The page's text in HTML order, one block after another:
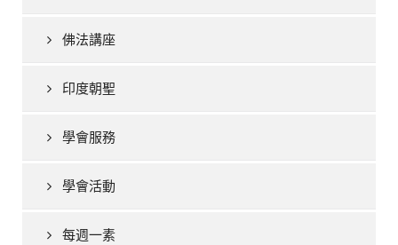
佛法講座
印度朝聖
學會服務
學會活動
每週一素